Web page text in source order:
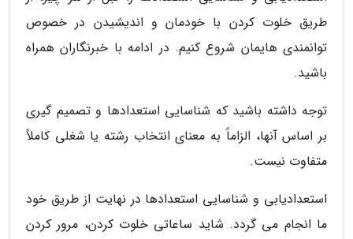
طریق خلوت کردن با خودمان و اندیشیدن در خصوص
توانمندی هایمان شروع کنیم. در ادامه با خبرنگاران همراه
باشید.
توجه داشته باشید که شناسایی استعدادها و تصمیم گیری
بر اساس آنها، الزاماً به معنای انتخاب رشته یا شغلی کاملاً
متفاوت نیست.
استعدادیابی و شناسایی استعدادها در نهایت از طریق خود
ما انجام می گردد. شاید ساعاتی خلوت کردن، مرور کردن